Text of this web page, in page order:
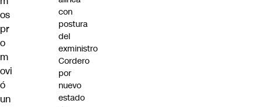
os
pr
o
m
ovi
ó
un
con
postura
del
exministro
Cordero
por
nuevo
estado